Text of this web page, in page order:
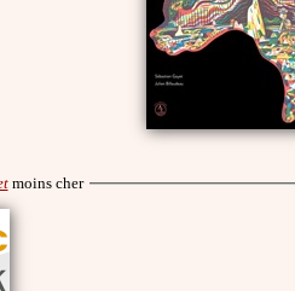
moins cher